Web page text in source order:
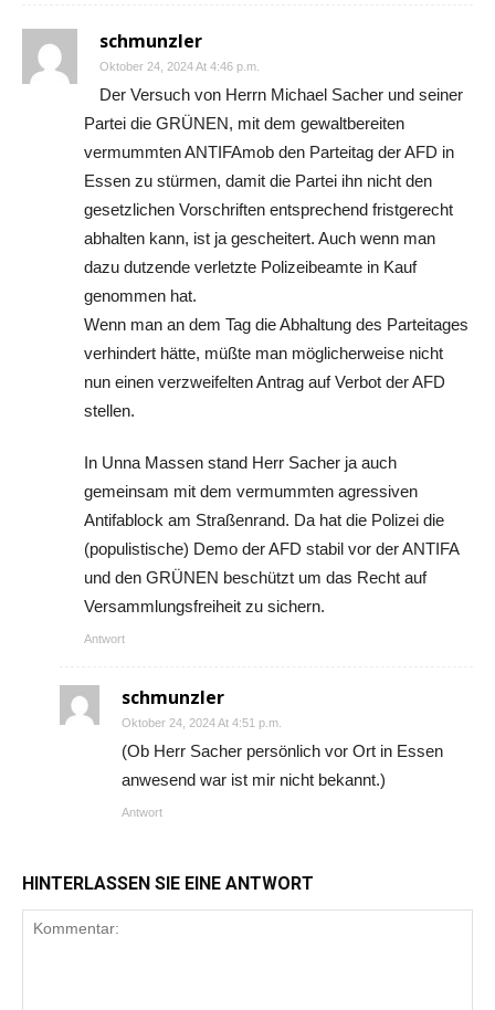
schmunzler
Oktober 24, 2024 At 4:46 p.m.
Der Versuch von Herrn Michael Sacher und seiner
Partei die GRÜNEN, mit dem gewaltbereiten
vermummten ANTIFAmob den Parteitag der AFD in
Essen zu stürmen, damit die Partei ihn nicht den
gesetzlichen Vorschriften entsprechend fristgerecht
abhalten kann, ist ja gescheitert. Auch wenn man
dazu dutzende verletzte Polizeibeamte in Kauf
genommen hat.
Wenn man an dem Tag die Abhaltung des Parteitages
verhindert hätte, müßte man möglicherweise nicht
nun einen verzweifelten Antrag auf Verbot der AFD
stellen.
In Unna Massen stand Herr Sacher ja auch
gemeinsam mit dem vermummten agressiven
Antifablock am Straßenrand. Da hat die Polizei die
(populistische) Demo der AFD stabil vor der ANTIFA
und den GRÜNEN beschützt um das Recht auf
Versammlungsfreiheit zu sichern.
Antwort
schmunzler
Oktober 24, 2024 At 4:51 p.m.
(Ob Herr Sacher persönlich vor Ort in Essen
anwesend war ist mir nicht bekannt.)
Antwort
HINTERLASSEN SIE EINE ANTWORT